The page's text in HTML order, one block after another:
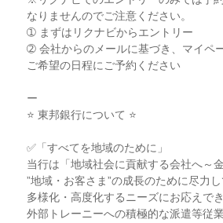
なりませんのでご注意ください。
➀ まずはリクナビからエントリー
➁ 会社からのメールに基づき、マイペ
ご希望の日程にご予約ください
ー
⭐ 東邦銀行について ⭐
✅「すべてを地域のために」
当行は「地域社会に貢献する会社へ～
”地域・お客さま”の成長のために尽力し
多様化・高度化するニーズにお応えで
外部トレーニーへの積極的な派遣等従